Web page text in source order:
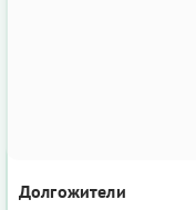
Долгожители